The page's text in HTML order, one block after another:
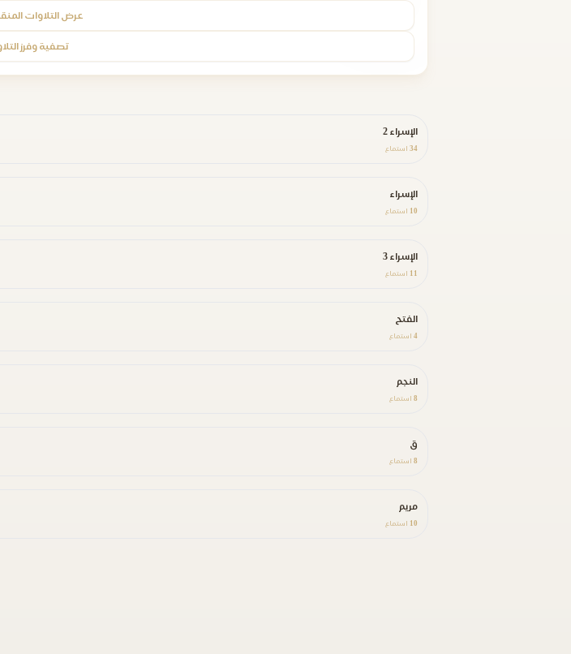
عرض التلاوات
تصفية وفرز
الإسراء 2
34 استماع
الإسراء
10 استماع
الإسراء 3
11 استماع
الفتح
4 استماع
النجم
8 استماع
ق
8 استماع
مريم
10 استماع